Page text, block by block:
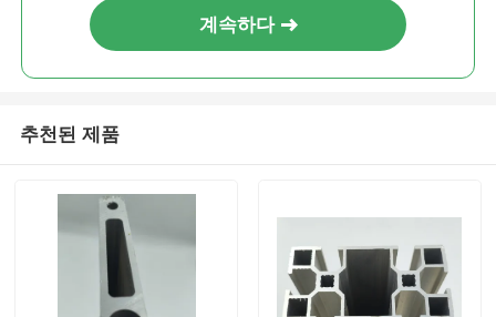
인용 을 요청 하십시오
압출 알루미늄 프로파일
알루미늄 윈도우 프로파일
알루미늄 도어 프로파일
계속하다
추천된 제품